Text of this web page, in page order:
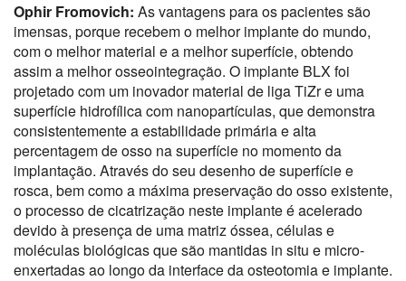
Ophir Fromovich: As vantagens para os pacientes são
imensas, porque recebem o melhor implante do mundo,
com o melhor material e a melhor superfície, obtendo
assim a melhor osseointegração. O implante BLX foi
projetado com um inovador material de liga TiZr e uma
superfície hidrofílica com nanopartículas, que demonstra
consistentemente a estabilidade primária e alta
percentagem de osso na superfície no momento da
implantação. Através do seu desenho de superfície e
rosca, bem como a máxima preservação do osso existente,
o processo de cicatrização neste implante é acelerado
devido à presença de uma matriz óssea, células e
moléculas biológicas que são mantidas in situ e micro-
enxertadas ao longo da interface da osteotomia e implante.